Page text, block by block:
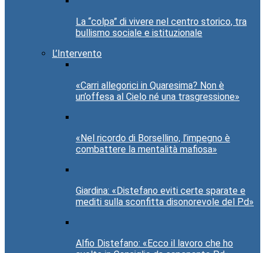
La “colpa” di vivere nel centro storico, tra
bullismo sociale e istituzionale
L’Intervento
«Carri allegorici in Quaresima? Non è
un’offesa al Cielo né una trasgressione»
«Nel ricordo di Borsellino, l’impegno è
combattere la mentalità mafiosa»
Giardina: «Distefano eviti certe sparate e
mediti sulla sconfitta disonorevole del Pd»
Alfio Distefano: «Ecco il lavoro che ho